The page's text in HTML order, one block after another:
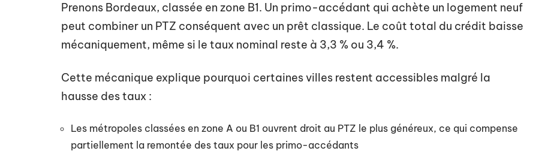
Prenons Bordeaux, classée en zone B1. Un primo-accédant qui achète un logement neuf
peut combiner un PTZ conséquent avec un prêt classique. Le coût total du crédit baisse
mécaniquement, même si le taux nominal reste à 3,3 % ou 3,4 %.
Cette mécanique explique pourquoi certaines villes restent accessibles malgré la
hausse des taux :
Les métropoles classées en zone A ou B1 ouvrent droit au PTZ le plus généreux, ce qui compense
partiellement la remontée des taux pour les primo-accédants